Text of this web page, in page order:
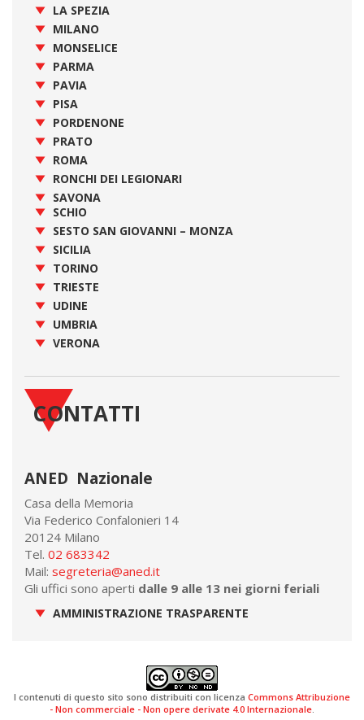
LA SPEZIA
MILANO
MONSELICE
PARMA
PAVIA
PISA
PORDENONE
PRATO
ROMA
RONCHI DEI LEGIONARI
SAVONA
SCHIO
SESTO SAN GIOVANNI – MONZA
SICILIA
TORINO
TRIESTE
UDINE
UMBRIA
VERONA
CONTATTI
ANED Nazionale
Casa della Memoria
Via Federico Confalonieri 14
20124 Milano
Tel. 02 683342
Mail: segreteria@aned.it
Gli uffici sono aperti dalle 9 alle 13 nei giorni feriali
AMMINISTRAZIONE TRASPARENTE
I contenuti di questo sito sono distribuiti con licenza Commons Attribuzione
- Non commerciale - Non opere derivate 4.0 Internazionale.